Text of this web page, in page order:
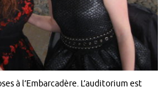
à l’Embarcadère. L’auditorium est